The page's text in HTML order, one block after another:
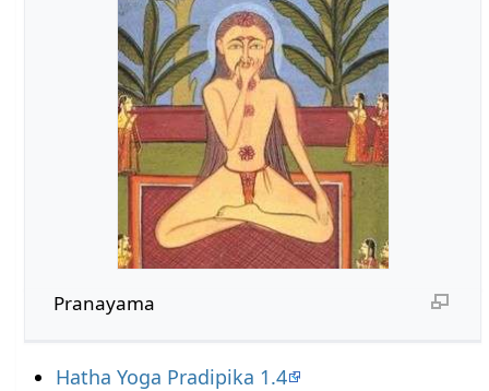
Pranayama
Hatha Yoga Pradipika 1.4